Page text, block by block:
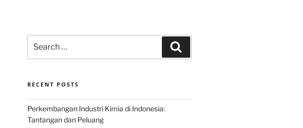
for:
RECENT POSTS
Perkembangan Industri Kimia di Indonesia:
Tantangan dan Peluang